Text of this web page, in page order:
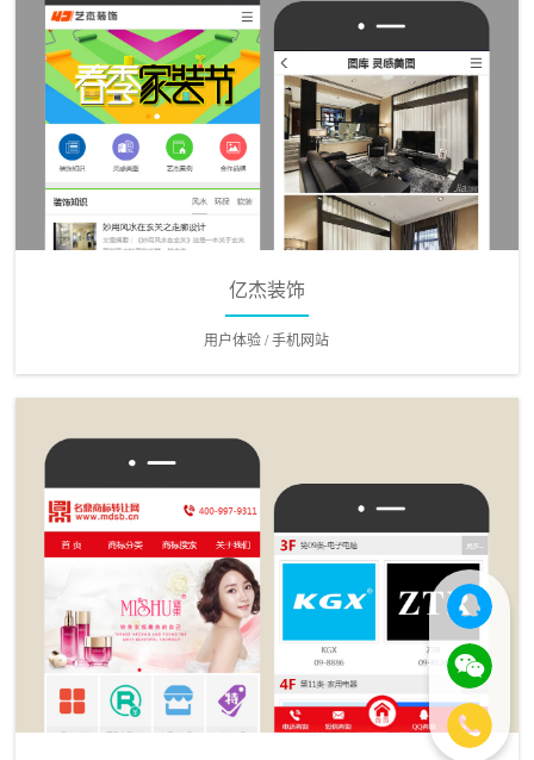
亿杰装饰
用户体验 / 手机网站